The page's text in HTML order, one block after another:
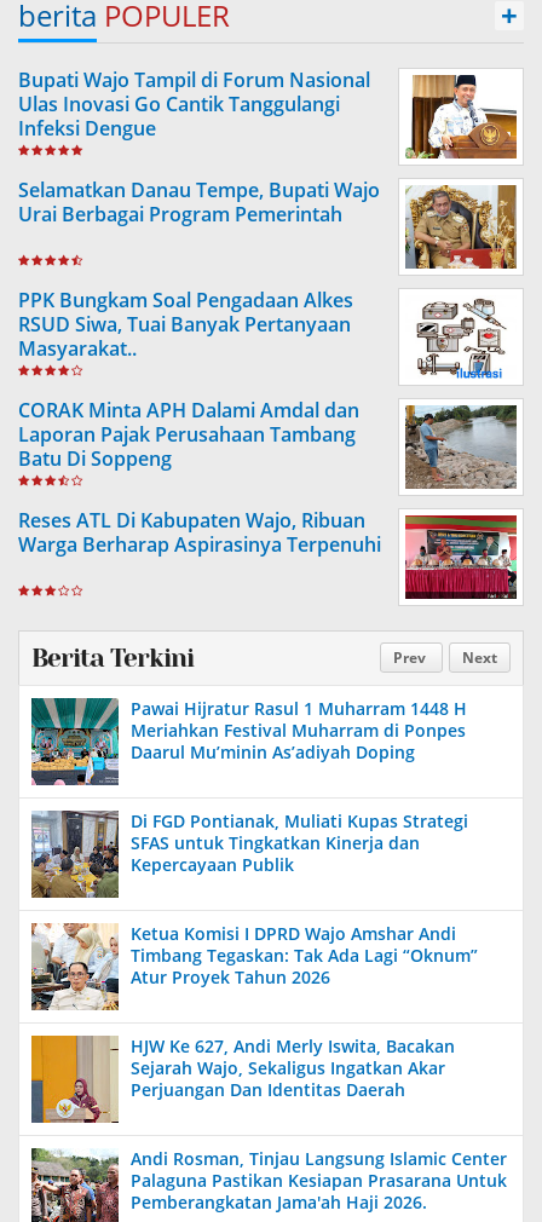
berita POPULER +
Bupati Wajo Tampil di Forum Nasional
Ulas Inovasi Go Cantik Tanggulangi
Infeksi Dengue
Selamatkan Danau Tempe, Bupati Wajo
Urai Berbagai Program Pemerintah
PPK Bungkam Soal Pengadaan Alkes
RSUD Siwa, Tuai Banyak Pertanyaan
Masyarakat..
CORAK Minta APH Dalami Amdal dan
Laporan Pajak Perusahaan Tambang
Batu Di Soppeng
Reses ATL Di Kabupaten Wajo, Ribuan
Warga Berharap Aspirasinya Terpenuhi
Prev Next
Berita Terkini
Pawai Hijratur Rasul 1 Muharram 1448 H
Meriahkan Festival Muharram di Ponpes
Daarul Mu’minin As’adiyah Doping
Di FGD Pontianak, Muliati Kupas Strategi
SFAS untuk Tingkatkan Kinerja dan
Kepercayaan Publik
Ketua Komisi I DPRD Wajo Amshar Andi
Timbang Tegaskan: Tak Ada Lagi “Oknum”
Atur Proyek Tahun 2026
HJW Ke 627, Andi Merly Iswita, Bacakan
Sejarah Wajo, Sekaligus Ingatkan Akar
Perjuangan Dan Identitas Daerah
Andi Rosman, Tinjau Langsung Islamic Center
Palaguna Pastikan Kesiapan Prasarana Untuk
Pemberangkatan Jama'ah Haji 2026.